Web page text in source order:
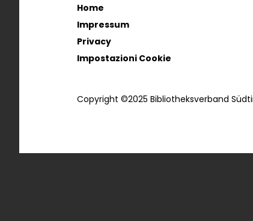
Home
Impressum
Privacy
Impostazioni Cookie
Copyright ©2025 Bibliotheksverband